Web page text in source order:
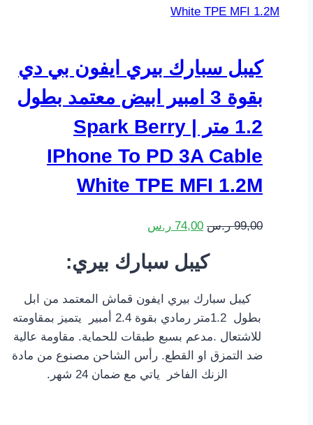
كيبل سبارك بيري ايفون بي دي
بقوة 3 امبير ابيض معتمد بطول
1.2 متر | Spark Berry
IPhone To PD 3A Cable
White TPE MFI 1.2M
99,00 ر.س 74,00 ر.س
:كيبل سبارك بيري
كيبل سبارك بيري ايفون قماش المعتمد من ابل
بطول 1.2متر رمادي بقوة 2.4 أمبير يتميز بمقاومته
للاشتعال .مدعم بسبع طبقات للحماية. مقاومة عالية
ضد التمزق او القطع. رأس الشاحن مصنوع من مادة
الزنك الفاخر ياتي مع ضمان 24 شهر.